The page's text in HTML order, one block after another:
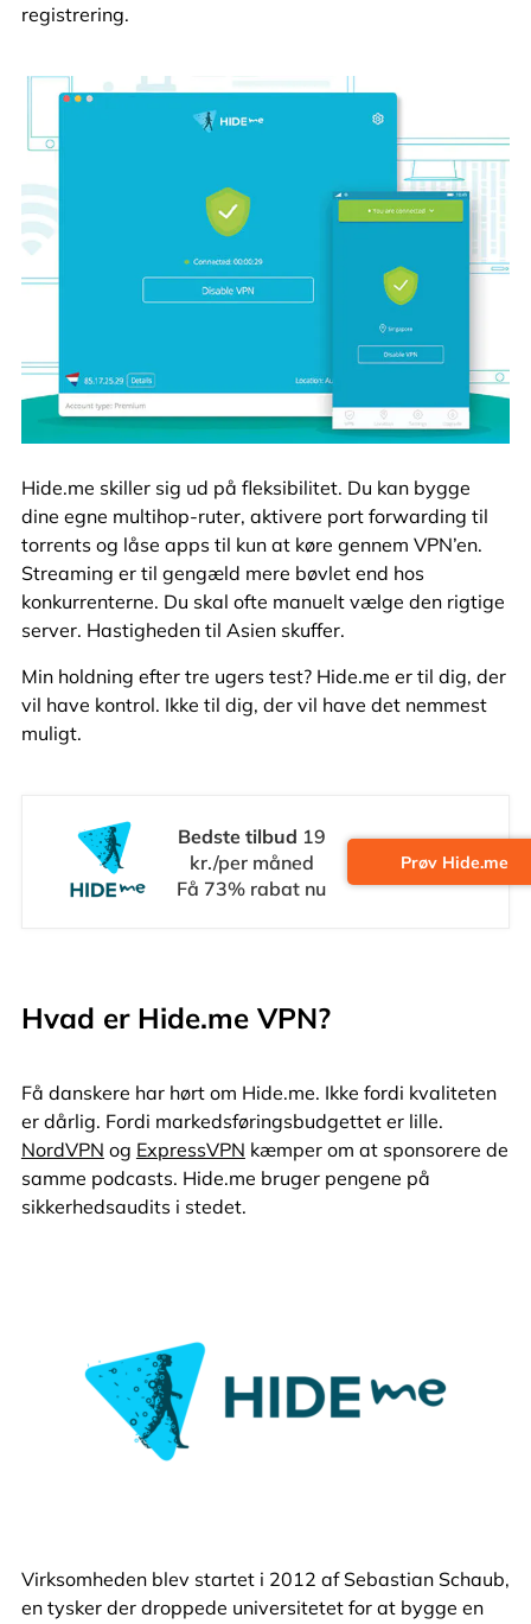
registrering.
Hide.me skiller sig ud på fleksibilitet. Du kan bygge
dine egne multihop-ruter, aktivere port forwarding til
torrents og låse apps til kun at køre gennem VPN’en.
Streaming er til gengæld mere bøvlet end hos
konkurrenterne. Du skal ofte manuelt vælge den rigtige
server. Hastigheden til Asien skuffer.
Min holdning efter tre ugers test? Hide.me er til dig, der
vil have kontrol. Ikke til dig, der vil have det nemmest
muligt.
Bedste tilbud 19
kr./per måned
Få 73% rabat nu
Prøv Hide.me
Hvad er Hide.me VPN?
Få danskere har hørt om Hide.me. Ikke fordi kvaliteten
er dårlig. Fordi markedsføringsbudgettet er lille.
NordVPN og ExpressVPN kæmper om at sponsorere de
samme podcasts. Hide.me bruger pengene på
sikkerhedsaudits i stedet.
Virksomheden blev startet i 2012 af Sebastian Schaub,
en tysker der droppede universitetet for at bygge en